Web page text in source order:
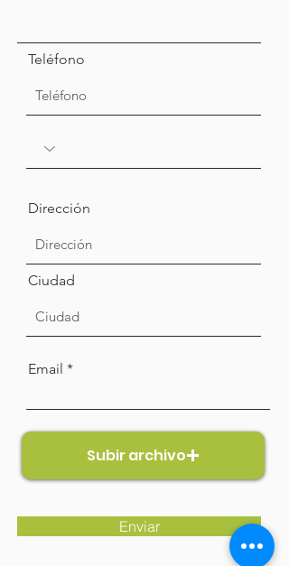
Teléfono
Dirección
Ciudad
Email
Subir archivo
Enviar